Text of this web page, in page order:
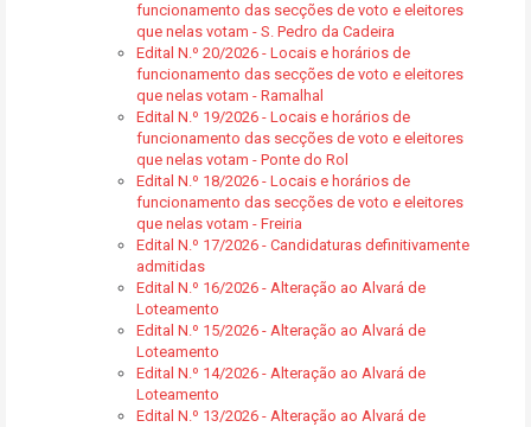
funcionamento das secções de voto e eleitores
que nelas votam - S. Pedro da Cadeira
Edital N.º 20/2026 - Locais e horários de
funcionamento das secções de voto e eleitores
que nelas votam - Ramalhal
Edital N.º 19/2026 - Locais e horários de
funcionamento das secções de voto e eleitores
que nelas votam - Ponte do Rol
Edital N.º 18/2026 - Locais e horários de
funcionamento das secções de voto e eleitores
que nelas votam - Freiria
Edital N.º 17/2026 - Candidaturas definitivamente
admitidas
Edital N.º 16/2026 - Alteração ao Alvará de
Loteamento
Edital N.º 15/2026 - Alteração ao Alvará de
Loteamento
Edital N.º 14/2026 - Alteração ao Alvará de
Loteamento
Edital N.º 13/2026 - Alteração ao Alvará de